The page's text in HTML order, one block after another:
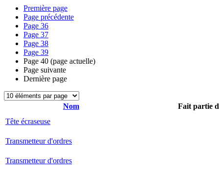
Première page
Page précédente
Page 36
Page 37
Page 38
Page 39
Page 40 (page actuelle)
Page suivante
Dernière page
Nom
Fait partie
Tête écraseuse
Transmetteur d'ordres
Transmetteur d'ordres